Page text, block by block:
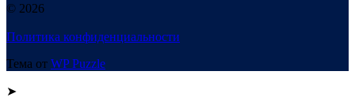
© 2026
Политика конфиденциальности
Тема от WP Puzzle
➤